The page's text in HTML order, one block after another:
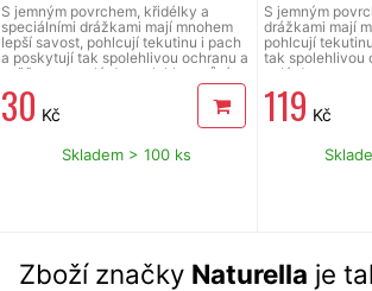
S jemným povrchem, křidélky a
speciálními drážkami mají mnohem
lepší savost, pohlcují tekutinu i pach
a poskytují tak spolehlivou ochranu a
svěžest po celý den, s lehkou vůní
heřmánku.
30 Kč
Skladem > 100 ks
S jemným
drážkami mají
pohlcují
tak spolehlivou
celý den.
119 Kč
Zboží značky Naturella je